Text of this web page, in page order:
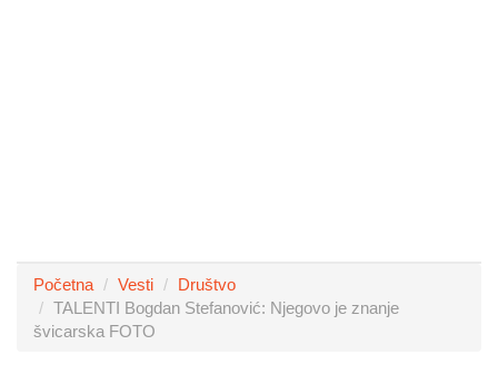
Početna Vesti
Društvo
TALENTI Bogdan Stefanović: Njegovo je znanje
švicarska FOTO